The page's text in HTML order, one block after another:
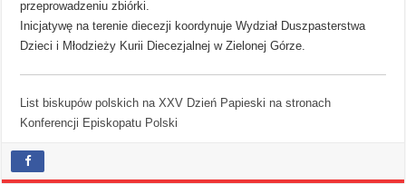
przeprowadzeniu zbiórki.
Inicjatywę na terenie diecezji koordynuje Wydział Duszpasterstwa
Dzieci i Młodzieży Kurii Diecezjalnej w Zielonej Górze.
List biskupów polskich na XXV Dzień Papieski na stronach
Konferencji Episkopatu Polski